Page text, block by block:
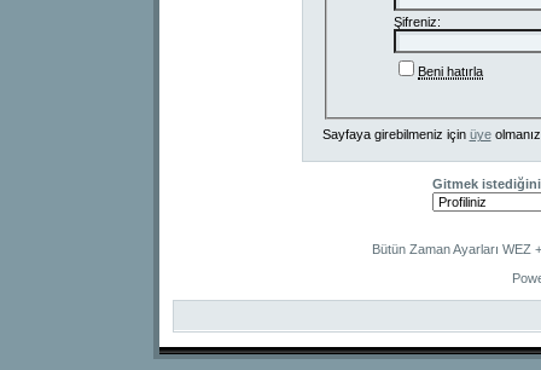
Şifreniz:
Beni hatırla
Sayfaya girebilmeniz için üye
Gitmek
Bütün Zaman Ayarları WEZ